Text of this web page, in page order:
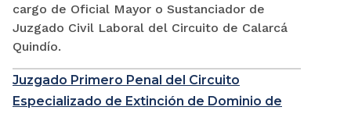
cargo de Oficial Mayor o Sustanciador de
Juzgado Civil Laboral del Circuito de Calarcá
Quindío.
Juzgado Primero Penal del Circuito
Especializado de Extinción de Dominio de